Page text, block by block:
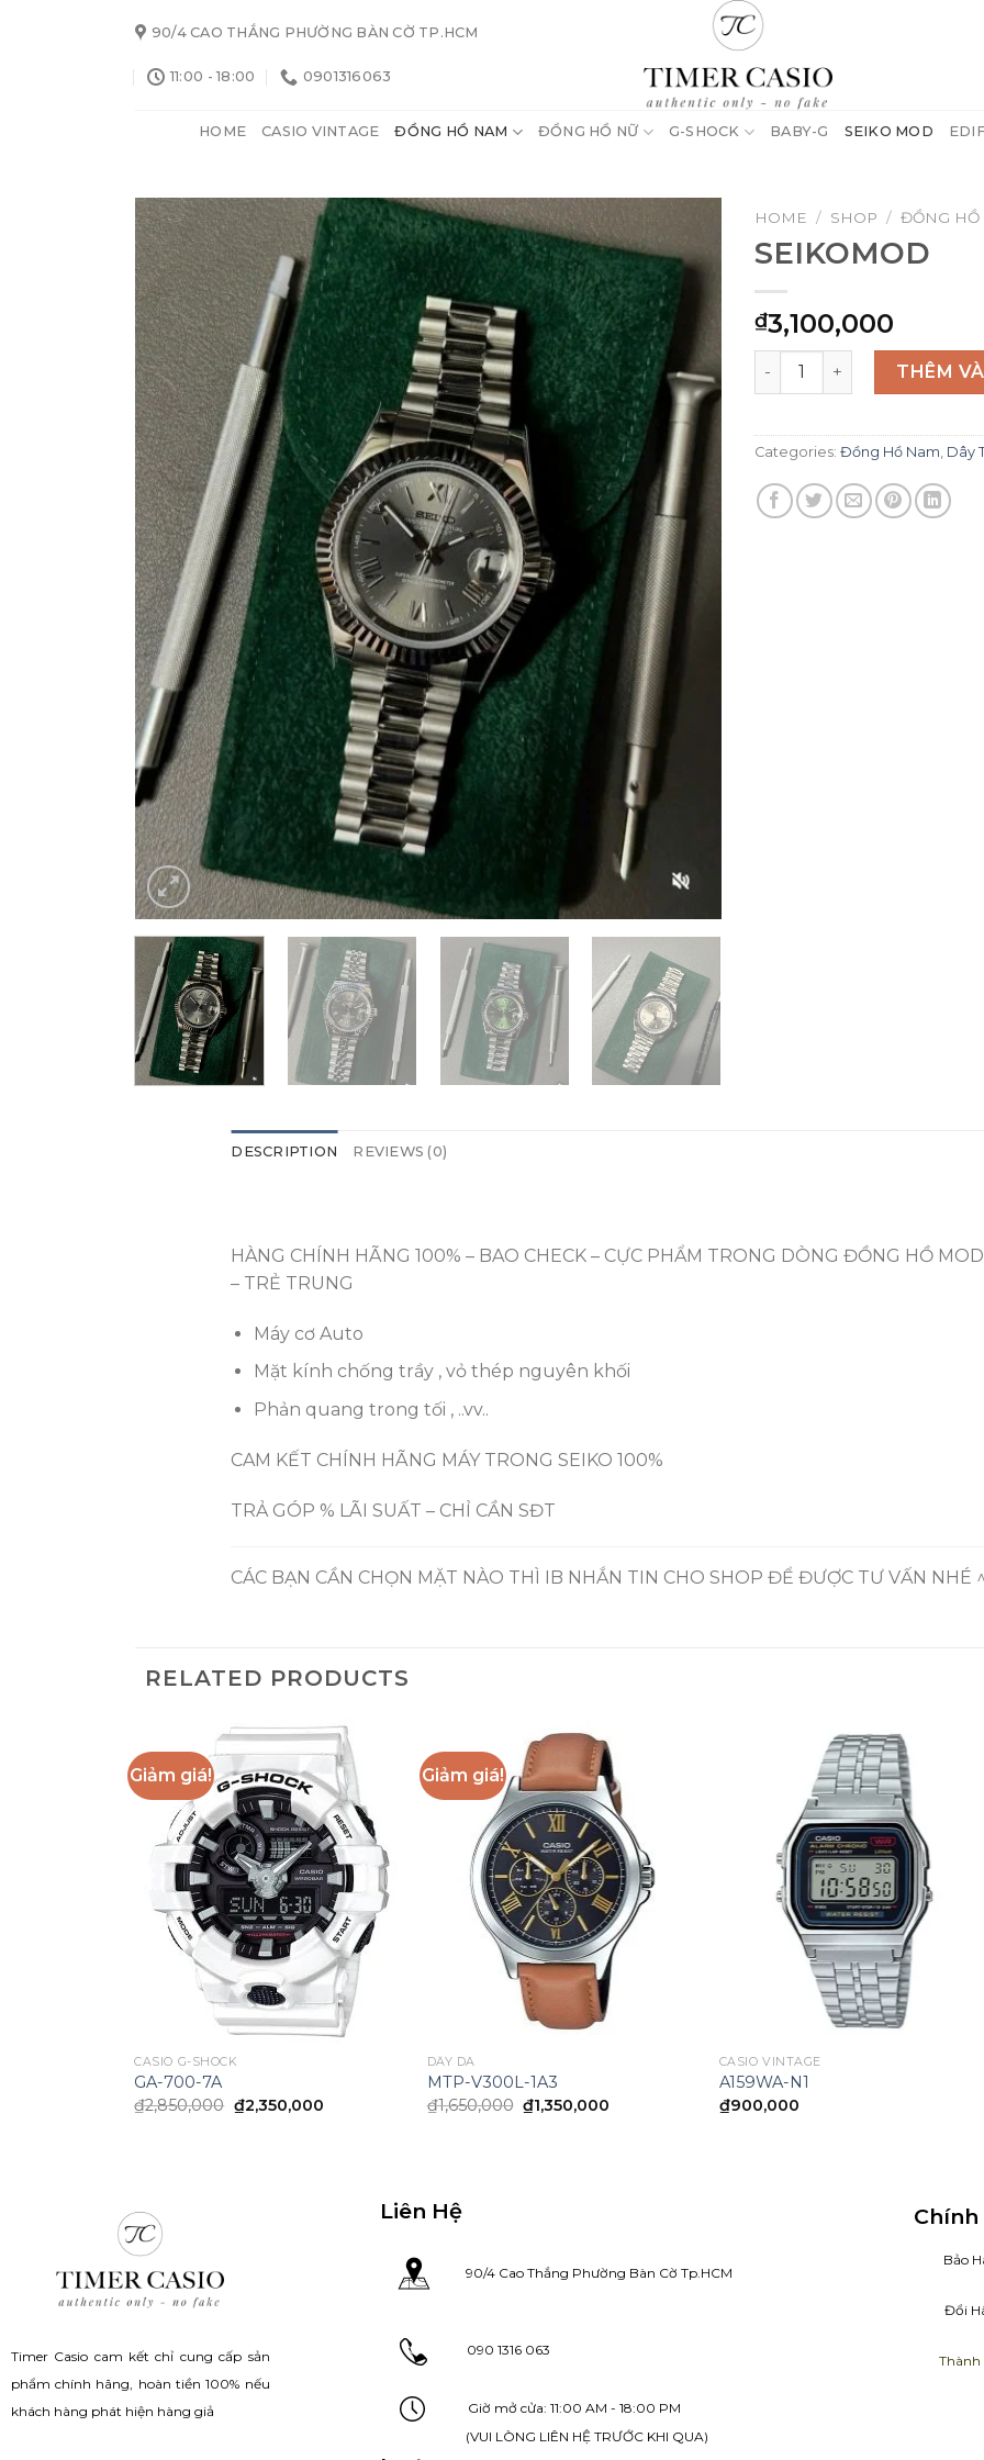
90/4 CAO THẮNG PHƯỜNG BÀN CỜ TP.HCM
11:00 - 18:00 0901316063
HOME CASIO VINTAGE ĐỒNG HỒ NAM ĐỒNG HỒ NỮ G-SHOCK BABY-G SEIKO MOD
HOME / SHOP / ĐỒNG HỒ
SEIKOMOD
₫3,100,000
SEIKOMOD quantityTHÊM
Categories: Đồng Hồ Nam Dây
DESCRIPTION REVIEWS (0)
HÀNG CHÍNH HÃNG 100% – BAO CHECK – CỰC PHẨM TRONG DÒNG ĐỒNG HỒ
– TRẺ TRUNG
Máy cơ Auto
Mặt kính chống trầy , vỏ thép nguyên khối
Phản quang trong tối , ..vv..
CAM KẾT CHÍNH HÃNG MÁY TRONG SEIKO 100%
TRẢ GÓP % LÃI SUẤT – CHỈ CẦN SĐT
CÁC BẠN CẦN CHỌN MẶT NÀO THÌ IB NHẮN TIN CHO SHOP ĐỂ ĐƯỢC TƯ VẤN NHÉ
RELATED PRODUCTS
Giảm giá!
CASIO G-SHOCK
GA-700-7A
₫2,850,000 Original
price
₫2,350,000Current
Giảm giá!
DÂY DA
MTP-V300L-1A3
₫1,650,000 Original
price
₫1,350,000Current
CASIO VINTAGE
A159WA-N1
₫900,000
Timer Casio cam kết chỉ cung cấp sản
phẩm chính hãng, hoàn tiền 100% nếu
khách hàng phát hiện hàng giả
Liên Hệ
90/4 Cao Thắng Phường Bàn Cờ Tp.HCM
090 1316 063
Giờ mở cửa: 11:00 AM - 18:00 PM
(VUI LÒNG LIÊN HỆ TRƯỚC KHI QUA)
Chính
Bảo
Đổi
Thành